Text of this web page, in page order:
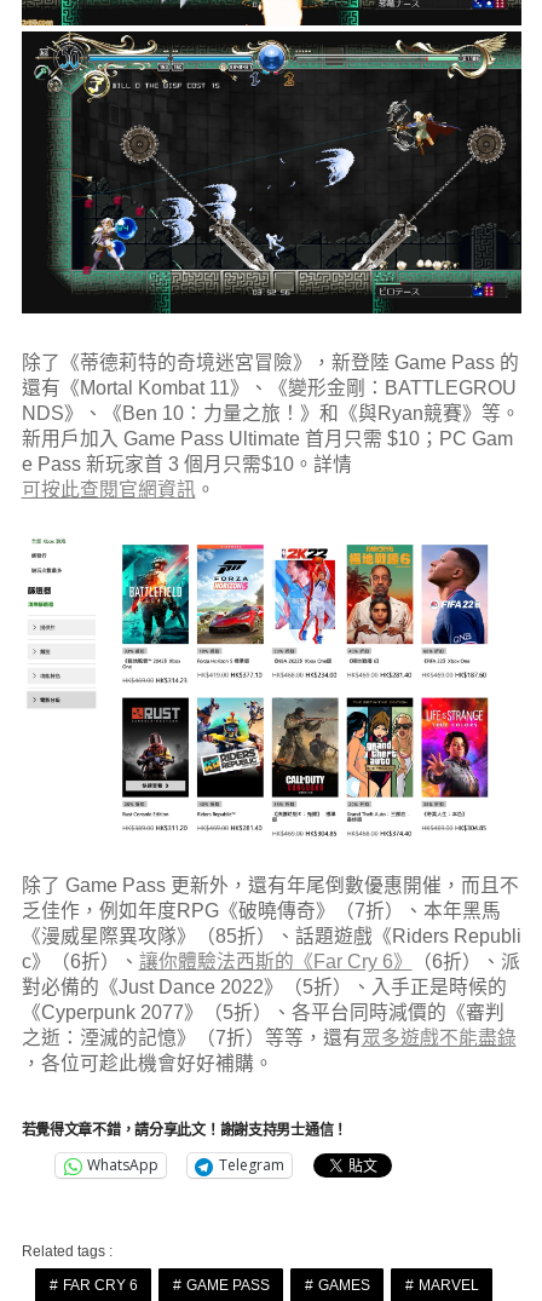
除了《蒂德莉特的奇境迷宮冒險》，新登陸 Game Pass 的
還有《Mortal Kombat 11》、《變形金剛：BATTLEGROU
NDS》、《Ben 10：力量之旅！》和《與Ryan競賽》等。
新用戶加入 Game Pass Ultimate 首月只需 $10；PC Gam
e Pass 新玩家首 3 個月只需$10。詳情
可按此查閱官網資訊 。
除了 Game Pass 更新外，還有年尾倒數優惠開催，而且不
乏佳作，例如年度RPG《破曉傳奇》（7折）、本年黑馬
《漫威星際異攻隊》（85折）、話題遊戲《Riders Republi
c》（6折）、 讓你體驗法西斯的《Far Cry 6》
（6折）、派
對必備的《Just Dance 2022》（5折）、入手正是時候的
《Cyperpunk 2077》（5折）、各平台同時減價的《審判
之逝：湮滅的記憶》（7折）等等，還有眾多遊戲不能盡錄
，各位可趁此機會好好補購。
若覺得文章不錯，請分享此文！謝謝支持男士通信！
WhatsApp Telegram
Related tags :
FAR CRY 6
GAME PASS GAMES MARVEL